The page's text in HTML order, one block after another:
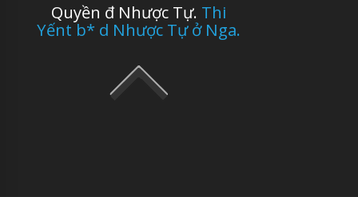
Quyền đ Nhược Tự. Thi
Yếnt b* d Nhược Tự ở Nga.